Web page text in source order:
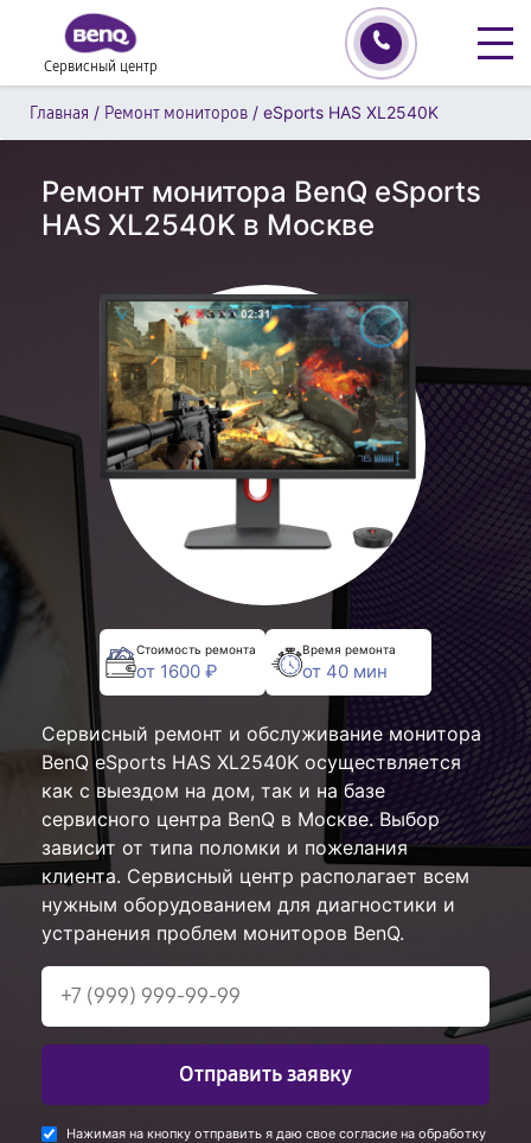
Сервисный центр
Главная / Ремонт мониторов / eSports HAS XL2540K
Ремонт монитора BenQ eSports
HAS XL2540K в Москве
Стоимость ремонта
от 1600 ₽
Время ремонта
от 40 мин
Сервисный ремонт и обслуживание монитора
BenQ eSports HAS XL2540K осуществляется
как с выездом на дом, так и на базе
сервисного центра BenQ в Москве. Выбор
зависит от типа поломки и пожелания
клиента. Сервисный центр располагает всем
нужным оборудованием для диагностики и
устранения проблем мониторов BenQ.
Отправить заявку
Нажимая на кнопку отправить я даю свое согласие на обработку